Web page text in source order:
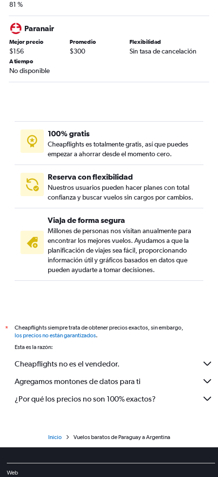
81 %
Paranair
Mejor precio
$156
Promedio
$300
Flexibilidad
Sin tasa de cancelación
A tiempo
No disponible
100% gratis
Cheapflights es totalmente gratis, así que puedes
empezar a ahorrar desde el momento cero.
Reserva con flexibilidad
Nuestros usuarios pueden hacer planes con total
confianza y buscar vuelos sin cargos por cambios.
Viaja de forma segura
Millones de personas nos visitan anualmente para
encontrar los mejores vuelos. Ayudamos a que la
planificación de viajes sea fácil, proporcionando
información útil y gráficos basados en datos que
pueden ayudarte a tomar decisiones.
*
Cheapflights siempre trata de obtener precios exactos, sin embargo,
los precios no están garantizados.
Esta es la razón:
Cheapflights no es el vendedor.
Agregamos montones de datos para ti
¿Por qué los precios no son 100% exactos?
Inicio Vuelos baratos de Paraguay a Argentina
Web